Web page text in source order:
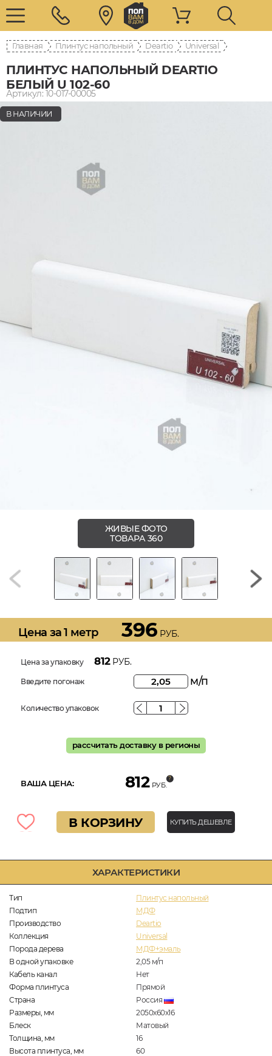
Главная Плинтус напольный Deartio Universal
ПЛИНТУС НАПОЛЬНЫЙ DEARTIO
БЕЛЫЙ U 102-60
Артикул: 10-017-00005
ХАРАКТЕРИСТИКИ
Тип
Плинтус напольный
Подтип
МДФ
Производство
Deartio
Коллекция
Universal
Порода дерева
МДФ+эмаль
В одной упаковке
2,05 м/п
Кабель канал
Нет
Форма плинтуса
Прямой
Страна
Россия
Размеры, мм
2050x60x16
Блеск
Матовый
Толщина, мм
16
Высота плинтуса, мм
60
В НАЛИЧИИ
ЖИВЫЕ ФОТО
ТОВАРА 360
Цена за 1 метр 396 РУБ.
Цена за упаковку 812РУБ.
Введите погонаж м/п
Количество упаковок
рассчитать доставку в регионы
ВАША ЦЕНА: 812 РУБ.
В КОРЗИНУ КУПИТЬ ДЕШЕВЛЕ